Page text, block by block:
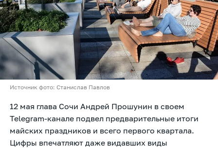
Источник фото: Станислав Павлов
12 мая глава Сочи Андрей Прошунин в своем
Telegram-канале подвел предварительные итоги
майских праздников и всего первого квартала.
Цифры впечатляют даже видавших виды